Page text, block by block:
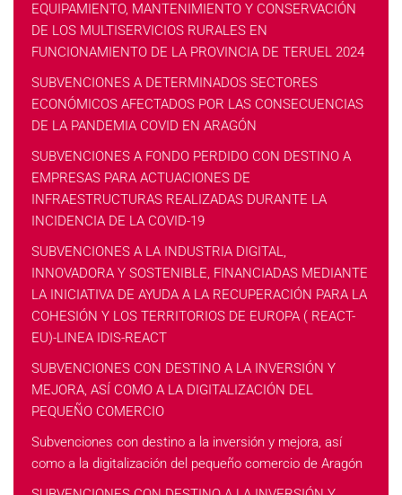
EQUIPAMIENTO, MANTENIMIENTO Y CONSERVACIÓN
DE LOS MULTISERVICIOS RURALES EN
FUNCIONAMIENTO DE LA PROVINCIA DE TERUEL 2024
SUBVENCIONES A DETERMINADOS SECTORES
ECONÓMICOS AFECTADOS POR LAS CONSECUENCIAS
DE LA PANDEMIA COVID EN ARAGÓN
SUBVENCIONES A FONDO PERDIDO CON DESTINO A
EMPRESAS PARA ACTUACIONES DE
INFRAESTRUCTURAS REALIZADAS DURANTE LA
INCIDENCIA DE LA COVID-19
SUBVENCIONES A LA INDUSTRIA DIGITAL,
INNOVADORA Y SOSTENIBLE, FINANCIADAS MEDIANTE
LA INICIATIVA DE AYUDA A LA RECUPERACIÓN PARA LA
COHESIÓN Y LOS TERRITORIOS DE EUROPA ( REACT-
EU)-LINEA IDIS-REACT
SUBVENCIONES CON DESTINO A LA INVERSIÓN Y
MEJORA, ASÍ COMO A LA DIGITALIZACIÓN DEL
PEQUEÑO COMERCIO
Subvenciones con destino a la inversión y mejora, así
como a la digitalización del pequeño comercio de Aragón